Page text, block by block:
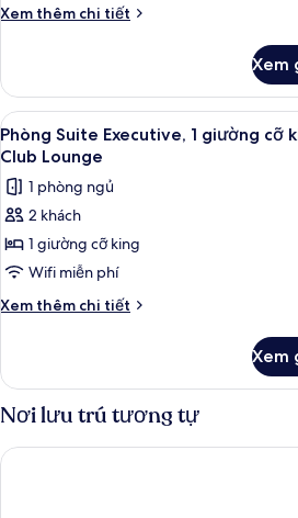
cỡ
Xem thêm chi tiết
Chi
Phòng
Deluxe,
1
giường
king
(Premium)
Xem
Xem
tất
cả
ảnh
Phòng
Suite
Executive,
1
king,
sử
dụng
4
Phòng Suite Executive, 1 giường cỡ
Club Lounge
1 phòng ngủ
2 khách
1 giường cỡ king
Wifi miễn phí
Xem thêm chi tiết
Chi
Phòng
Executive,
giường
Xem
Nơi lưu trú tương tự
Holiday Inn Shanghai Huaxia by IHG